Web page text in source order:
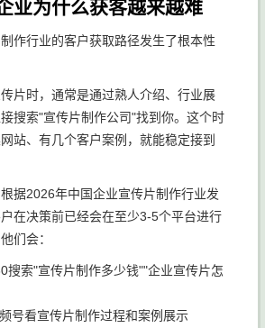
业为什么获客越来越难
作行业的客户获取路径发生了根本性
片时，通常是通过熟人介绍、行业展
搜索"宣传片制作公司"找到你。这个时
站、有几个客户案例，就能稳定接到
据2026年中国企业宣传片制作行业发
在决策前已经会在至少3-5个平台进行
们会：
搜索"宣传片制作多少钱""企业宣传片怎
号看宣传片制作过程和案例展示